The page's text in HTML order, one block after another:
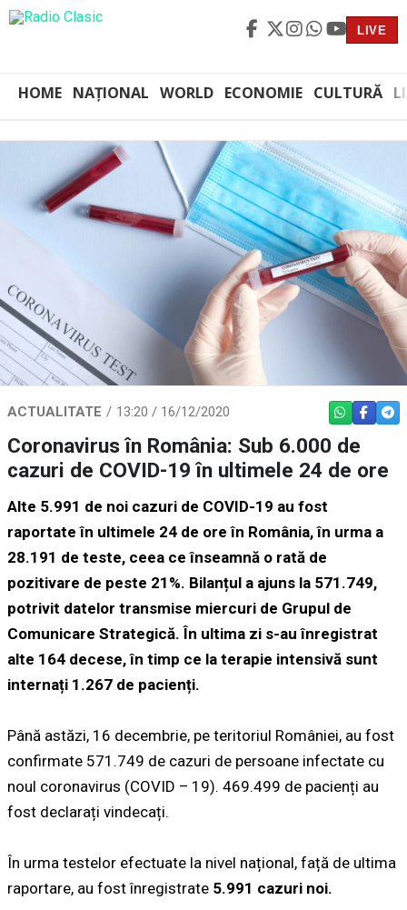
LIVE
HOME NAȚIONAL WORLD ECONOMIE CULTURĂ
ACTUALITATE 13:20 / 16/12/2020 WHATSAPP
Coronavirus în România: Sub 6.000 de
cazuri de COVID-19 în ultimele 24 de ore
Alte 5.991 de noi cazuri de COVID-19 au fost
raportate în ultimele 24 de ore în România, în urma a
28.191 de teste, ceea ce înseamnă o rată de
pozitivare de peste 21%. Bilanțul a ajuns la 571.749,
potrivit datelor transmise miercuri de Grupul de
Comunicare Strategică. În ultima zi s-au înregistrat
alte 164 decese, în timp ce la terapie intensivă sunt
internați 1.267 de pacienți.
Până astăzi, 16 decembrie, pe teritoriul României, au fost
confirmate 571.749 de cazuri de persoane infectate cu
noul coronavirus (COVID – 19). 469.499 de pacienți au
fost declarați vindecați.
În urma testelor efectuate la nivel național, față de ultima
raportare, au fost înregistrate 5.991 cazuri noi.